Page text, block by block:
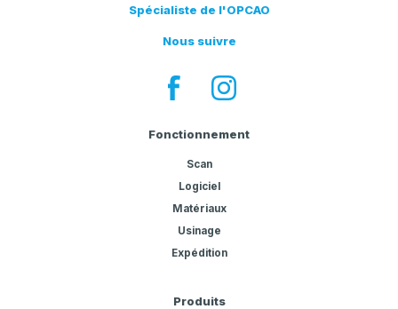
Spécialiste de l'OPCAO
Nous suivre
Fonctionnement
Scan
Logiciel
Matériaux
Usinage
Expédition
Produits